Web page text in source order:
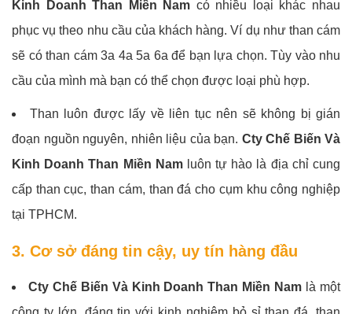
Kinh Doanh Than Miền Nam có nhiều loại khác nhau
phục vụ theo nhu cầu của khách hàng. Ví dụ như than cám
sẽ có than cám 3a 4a 5a 6a để bạn lựa chọn. Tùy vào nhu
cầu của mình mà bạn có thể chọn được loại phù hợp.
Than luôn được lấy về liên tục nên sẽ không bị gián
đoạn nguồn nguyên, nhiên liệu của bạn. Cty Chế Biến Và
Kinh Doanh Than Miền Namluôn tự hào là địa chỉ cung
cấp than cục, than cám, than đá cho cụm khu công nghiệp
tại TPHCM.
3. Cơ sở đáng tin cậy, uy tín hàng đầu
Cty Chế Biến Và Kinh Doanh Than Miền Nam là một